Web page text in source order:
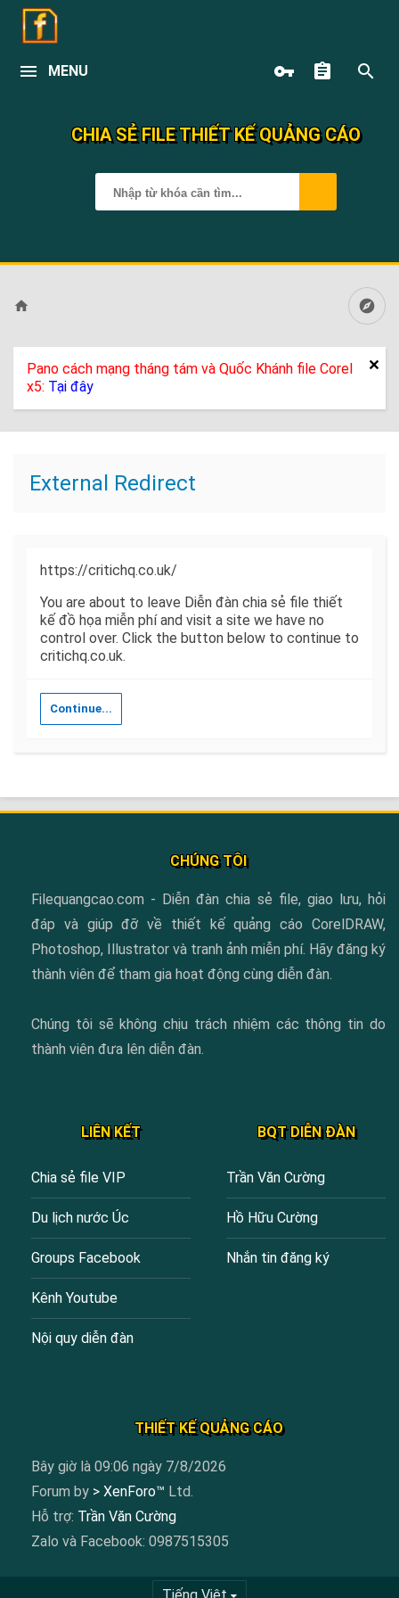
MENU
CHIA SẺ FILE THIẾT KẾ QUẢNG CÁO
Pano cách mạng tháng tám và Quốc Khánh file Corel
x5: Tại đây
External Redirect
https://critichq.co.uk/
You are about to leave Diễn đàn chia sẻ file thiết
kế đồ họa miễn phí and visit a site we have no
control over. Click the button below to continue to
critichq.co.uk.
Continue...
CHÚNG TÔI
Filequangcao.com - Diễn đàn chia sẻ file, giao lưu, hỏi
đáp và giúp đỡ về thiết kế quảng cáo CorelDRAW,
Photoshop, Illustrator và tranh ảnh miễn phí. Hãy đăng ký
thành viên để tham gia hoạt động cùng diễn đàn.
Chúng tôi sẽ không chịu trách nhiệm các thông tin do
thành viên đưa lên diễn đàn.
LIÊN KẾT
Chia sẻ file VIP
Du lịch nước Úc
Groups Facebook
Kênh Youtube
Nội quy diễn đàn
BQT DIỄN ĐÀN
Trần Văn Cường
Hồ Hữu Cường
Nhắn tin đăng ký
THIẾT KẾ QUẢNG CÁO
Bây giờ là 09:06 ngày 7/8/2026
Forum by > XenForo™ Ltd.
Hỗ trợ: Trần Văn Cường
Zalo và Facebook: 0987515305